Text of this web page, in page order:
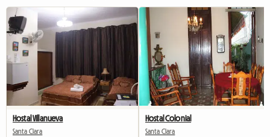
Hostal Villanueva
Santa Clara
Hostal Colonial
Santa Clara